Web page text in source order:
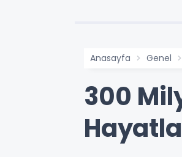
Anasayfa Genel
300